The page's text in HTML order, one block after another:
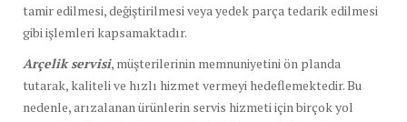
tamir edilmesi, değiştirilmesi veya yedek parça tedarik edilmesi
gibi işlemleri kapsamaktadır.
Arçelik servisi, müşterilerinin memnuniyetini ön planda
tutarak, kaliteli ve hızlı hizmet vermeyi hedeflemektedir. Bu
nedenle, arızalanan ürünlerin servis hizmeti için birçok yol